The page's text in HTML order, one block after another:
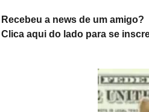
Recebeu a news de um amigo?
Clica aqui do lado para se